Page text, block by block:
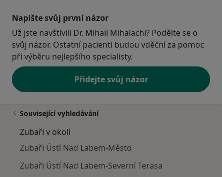
Napište svůj první názor
Už jste navštívili Dr. Mihail Mihalachi? Podělte se o
svůj názor. Ostatní pacienti budou vděční za pomoc
při výběru nejlepšího specialisty.
Přidejte svůj názor
Související vyhledávání
Zubaři v okolí
Zubaři Ústí Nad Labem-Město
Zubaři Ústí Nad Labem-Severní Terasa